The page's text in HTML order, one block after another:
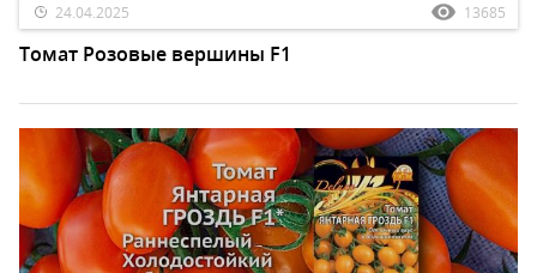
24.04.2025 13685
Томат Розовые вершины F1